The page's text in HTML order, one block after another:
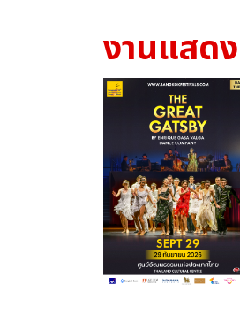
งานแสดง